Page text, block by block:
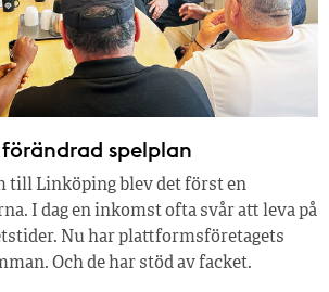
spelplan
till Linköping blev det först en
I dag en inkomst ofta svår att leva på
Nu har plattformsföretagets
Och de har stöd av facket.